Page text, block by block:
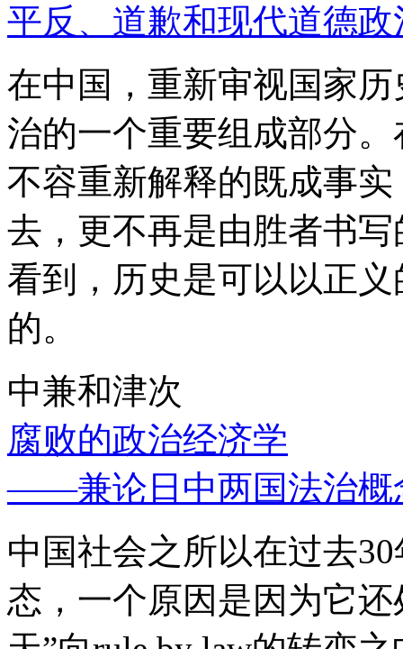
平反、道歉和现代道德政
在中国，重新审视国家
治的一个重要组成部分
不容重新解释的既成事
去，更不再是由胜者书
看到，历史是可以以正
的。
中兼和津次
腐败的政治经济学
——兼论日中两国法治概
中国社会之所以在过去
态，一个原因是因为它